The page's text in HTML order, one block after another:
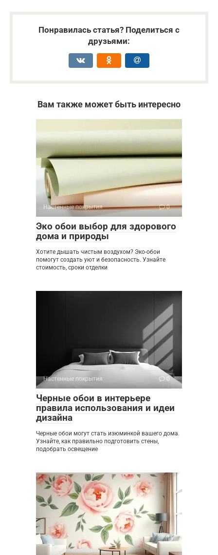
Понравилась статья? Поделиться с
друзьями:
Вам также может быть интересно
Настенные покрытия 0
Эко обои выбор для здорового
дома и природы
Хотите дышать чистым воздухом? Эко-обои
помогут создать уют и безопасность. Узнайте
стоимость, сроки отделки
Настенные покрытия 0
Черные обои в интерьере
правила использования и идеи
дизайна
Черные обои могут стать изюминкой вашего дома.
Узнайте, как правильно подготовить стены,
подобрать освещение